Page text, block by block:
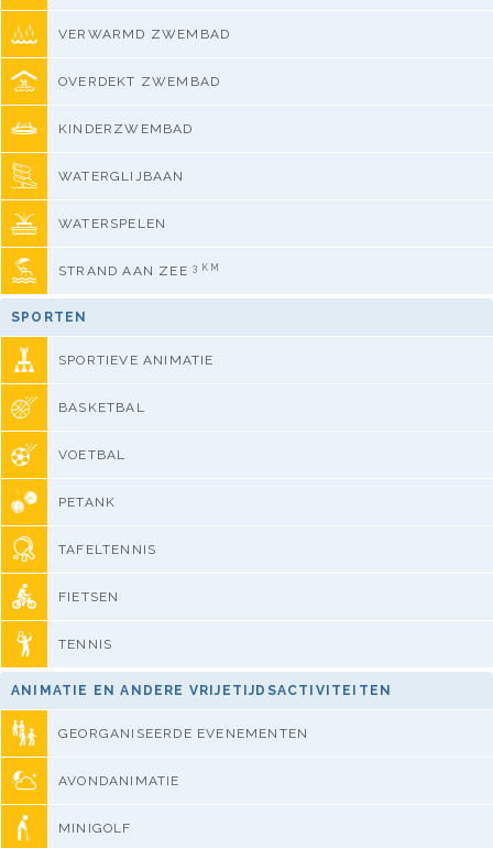
VERWARMD ZWEMBAD
OVERDEKT ZWEMBAD
KINDERZWEMBAD
WATERGLIJBAAN
WATERSPELEN
STRAND AAN ZEE 3 KM
SPORTEN
SPORTIEVE ANIMATIE
BASKETBAL
VOETBAL
PETANK
TAFELTENNIS
FIETSEN
TENNIS
ANIMATIE EN ANDERE VRIJETIJDSACTIVITEITEN
GEORGANISEERDE EVENEMENTEN
AVONDANIMATIE
MINIGOLF